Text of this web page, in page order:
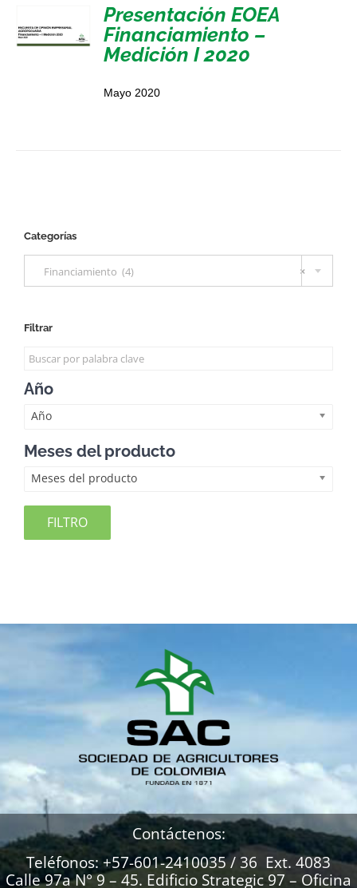
Presentación EOEA
Financiamiento –
Medición I 2020
Mayo 2020
Categorías
×
Financiamiento (4)
Filtrar
Año
Año
Meses del producto
Meses del producto
FILTRO
Contáctenos:
Teléfonos: +57-601-2410035 / 36 Ext. 4083
Calle 97a N° 9 – 45. Edificio Strategic 97 – Oficina